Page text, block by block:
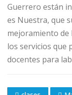
Guerrero están
es Nuestra, que
mejoramiento
los servicios que
docentes para